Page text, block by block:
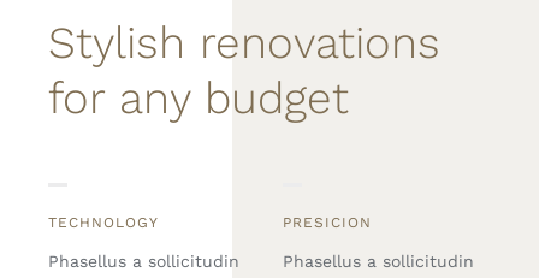
Stylish renovations
for any budget
TECHNOLOGY
Phasellus a sollicitudin
PRESICION
Phasellus a sollicitudin